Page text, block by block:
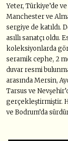
Yeter, Türkiye’de
Manchester ve
sergiye de katıldı.
asıllı sanatçı oldu.
koleksiyonlarda
seramik cephe, 2
duvar resmi
arasında Mersin,
Tarsus ve
gerçekleştirmiştir.
ve Bodrum’da